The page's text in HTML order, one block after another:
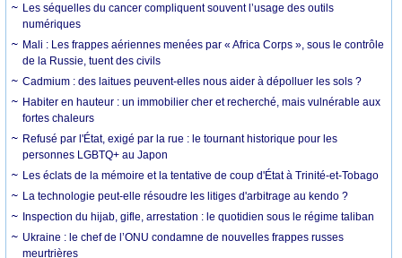
Les séquelles du cancer compliquent souvent l’usage des outils
numériques
Mali : Les frappes aériennes menées par « Africa Corps », sous le contrôle
de la Russie, tuent des civils
Cadmium : des laitues peuvent-elles nous aider à dépolluer les sols ?
Habiter en hauteur : un immobilier cher et recherché, mais vulnérable aux
fortes chaleurs
Refusé par l'État, exigé par la rue : le tournant historique pour les
personnes LGBTQ+ au Japon
Les éclats de la mémoire et la tentative de coup d'État à Trinité-et-Tobago
La technologie peut-elle résoudre les litiges d'arbitrage au kendo ?
Inspection du hijab, gifle, arrestation : le quotidien sous le régime taliban
Ukraine : le chef de l’ONU condamne de nouvelles frappes russes
meurtrières